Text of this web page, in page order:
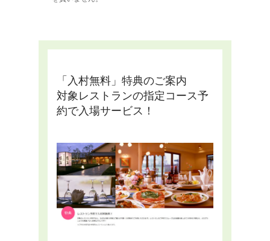
「入村無料」特典のご案内
対象レストランの指定コース予
約で入場サービス！